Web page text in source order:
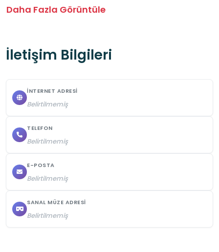
yollarını kullanıP bunların dışında patika ve
3-Diğer ziyaretçileri rahatsız edici
4-Tören yapılan alanlarda sohbet edilmemeli ,
Daha Fazla Görüntüle
İletişim Bilgileri
İNTERNET ADRESI
Belirtilmemiş
TELEFON
Belirtilmemiş
E-POSTA
Belirtilmemiş
SANAL MÜZE ADRESI
Belirtilmemiş